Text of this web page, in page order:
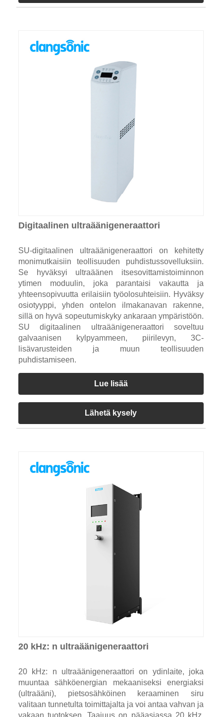
Digitaalinen ultraäänigeneraattori
SU-digitaalinen ultraäänigeneraattori on kehitetty
monimutkaisiin teollisuuden puhdistussovelluksiin.
Se hyväksyi ultraäänen itsesovittamistoiminnon
ytimen moduulin, joka parantaisi vakautta ja
yhteensopivuutta erilaisiin työolosuhteisiin. Hyväksy
osiotyyppi, yhden ontelon ilmakanavan rakenne,
sillä on hyvä sopeutumiskyky ankaraan ympäristöön.
SU digitaalinen ultraäänigeneraattori soveltuu
galvaanisen kylpyammeen, piirilevyn, 3C-
lisävarusteiden ja muun teollisuuden
puhdistamiseen.
Lue lisää
Lähetä kysely
20 kHz: n ultraäänigeneraattori
20 kHz: n ultraäänigeneraattori on ydinlaite, joka
muuntaa sähköenergian mekaaniseksi energiaksi
(ultraääni), pietsosähköinen keraaminen siru
valitaan tunnetulta toimittajalta ja voi antaa vahvan ja
vakaan tuotoksen. Taajuus on pääasiassa 20 kHz,